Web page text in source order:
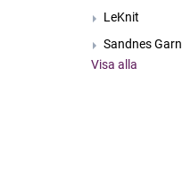
LeKnit
Sandnes Garn
Visa alla